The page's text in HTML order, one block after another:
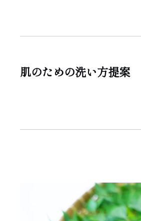
肌のための洗い方提案